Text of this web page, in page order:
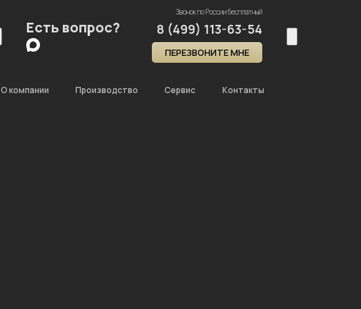
Есть вопрос?
Звонок по России бесплатный
8 (499) 113-63-54
ПЕРЕЗВОНИТЕ МНЕ
О компании Производство Сервис Контакты